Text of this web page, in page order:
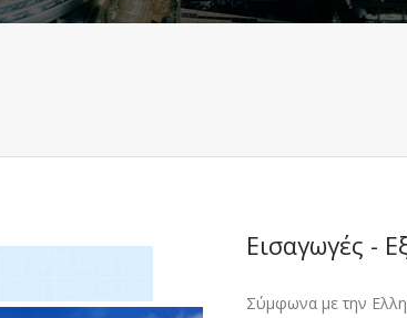
Εισαγωγές -
Σύµφωνα µε την